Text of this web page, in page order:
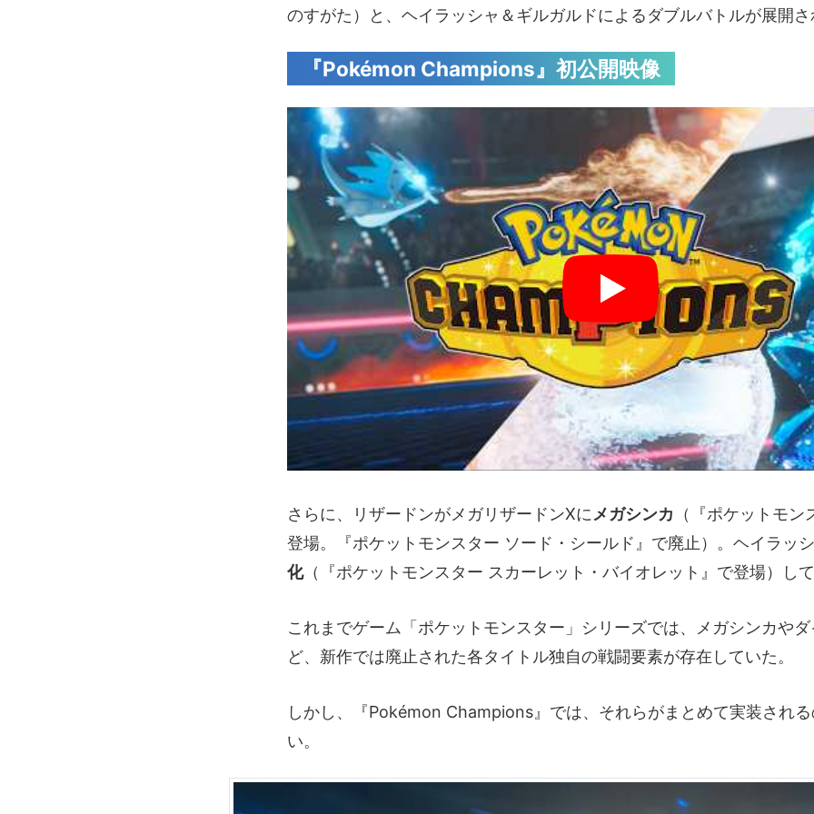
のすがた）と、ヘイラッシャ＆ギルガルドによるダブルバトルが展開
『Pokémon Champions』初公開映像
さらに、リザードンがメガリザードンXに メガシンカ （『ポケットモ
登場。『ポケットモンスター ソード・シールド』で廃止）。ヘイラッ
化（『ポケットモンスター スカーレット・バイオレット』で登場）し
これまでゲーム「ポケットモンスター」シリーズでは、メガシンカや
ど、新作では廃止された各タイトル独自の戦闘要素が存在していた。
しかし、『Pokémon Champions』では、それらがまとめて実装され
い。